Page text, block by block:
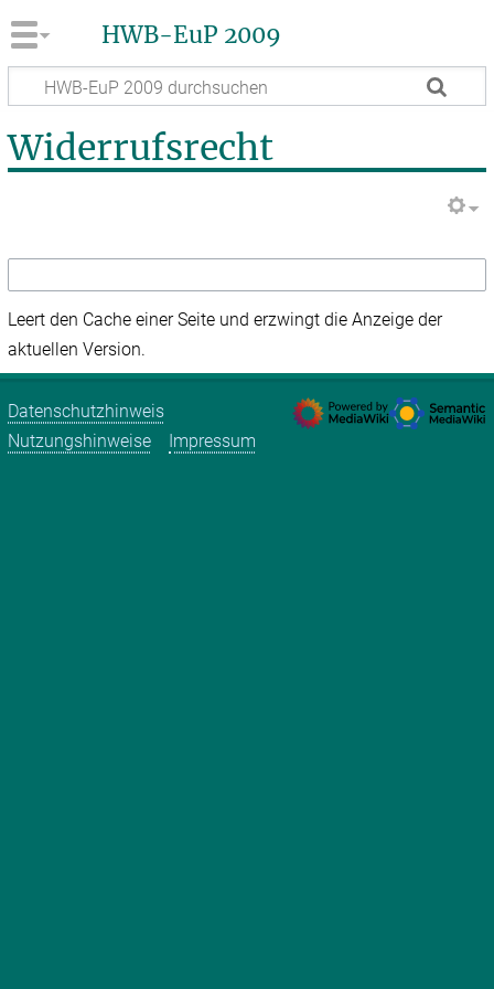
HWB-EuP 2009
Widerrufsrecht
Leert den Cache einer Seite und erzwingt die Anzeige der
aktuellen Version.
Datenschutzhinweis
Nutzungshinweise
Impressum